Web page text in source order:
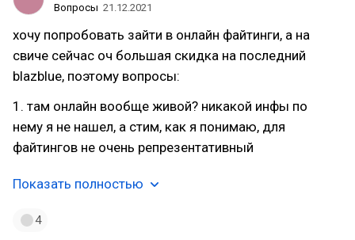
Вопросы 21.12.2021
хочу попробовать зайти в онлайн файтинги, а на
свиче сейчас оч большая скидка на последний
blazblue, поэтому вопросы:
1. там онлайн вообще живой? никакой инфы по
нему я не нашел, а стим, как я понимаю, для
файтингов не очень репрезентативный
Показать полностью
4